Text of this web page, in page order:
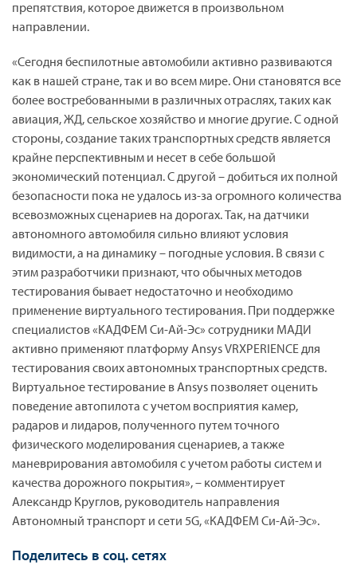
препятствия, которое движется в произвольном
направлении.
«Сегодня беспилотные автомобили активно развиваются
как в нашей стране, так и во всем мире. Они становятся все
более востребованными в различных отраслях, таких как
авиация, ЖД, сельское хозяйство и многие другие. С одной
стороны, создание таких транспортных средств является
крайне перспективным и несет в себе большой
экономический потенциал. С другой – добиться их полной
безопасности пока не удалось из-за огромного количества
всевозможных сценариев на дорогах. Так, на датчики
автономного автомобиля сильно влияют условия
видимости, а на динамику – погодные условия. В связи с
этим разработчики признают, что обычных методов
тестирования бывает недостаточно и необходимо
применение виртуального тестирования. При поддержке
специалистов «КАДФЕМ Си-Ай-Эс» сотрудники МАДИ
активно применяют платформуAnsysVRXPERIENCEдля
тестирования своих автономных транспортных средств.
Виртуальное тестирование вAnsys позволяет оценить
поведение автопилота с учетом восприятия камер,
радаров и лидаров, полученного путем точного
физического моделирования сценариев, а также
маневрирования автомобиля с учетом работы систем и
качества дорожного покрытия», – комментирует
Александр Круглов, руководитель направления
Автономный транспорт и сети 5G, «КАДФЕМ Си-Ай-Эс».
Поделитесь в соц. сетях